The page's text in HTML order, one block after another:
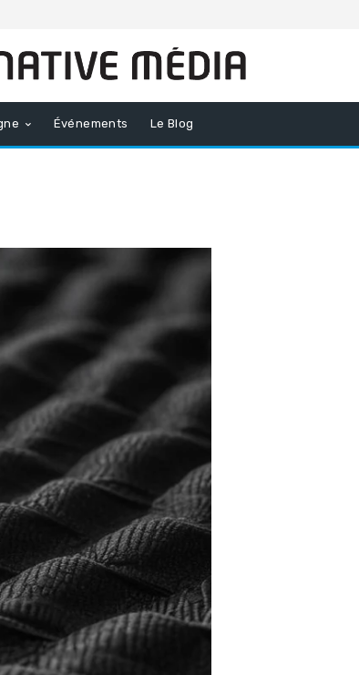
Événements Le Blog